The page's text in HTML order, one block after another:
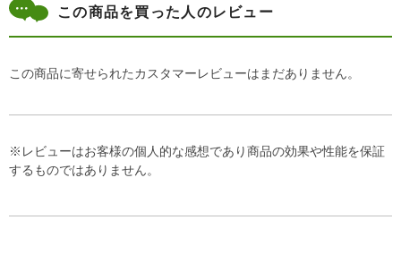
この商品を買った人のレビュー
この商品に寄せられたカスタマーレビューはまだありません。
※レビューはお客様の個人的な感想であり商品の効果や性能を保証
するものではありません。